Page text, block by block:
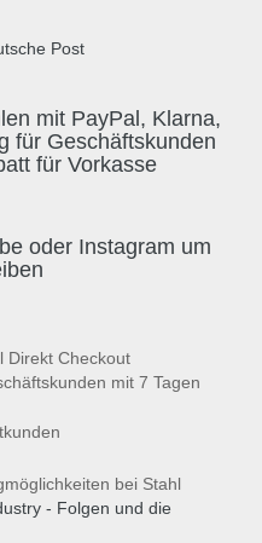
mit PayPal, Klarna,
für Geschäftskunden
für Vorkasse
oder Instagram um